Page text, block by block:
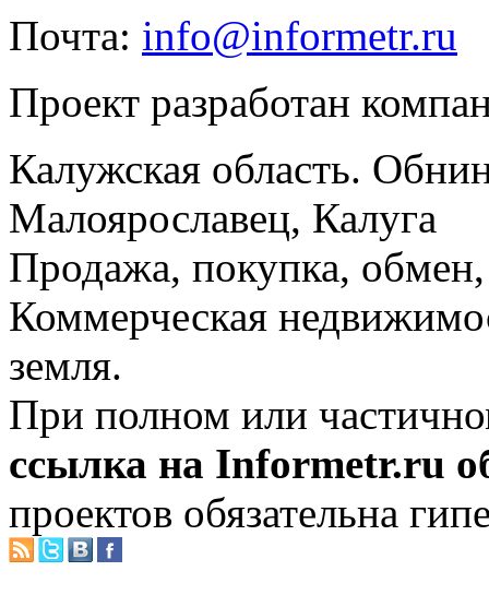
Почта: info@informetr.ru
Проект разработан
Калужская область.
Малоярославец, Калуга
Продажа, покупка, обмен,
Коммерческая
земля.
При полном или
ссылка на Informetr.ru
проектов обязательна